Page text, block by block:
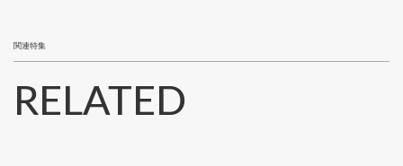
関連特集
RELATED